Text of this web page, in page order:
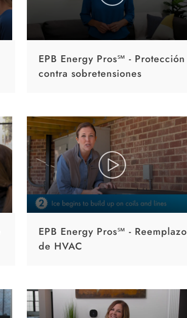
EPB Energy Pros℠ - Protección
contra sobretensiones
EPB Energy Pros℠ - Reemplazo
de HVAC